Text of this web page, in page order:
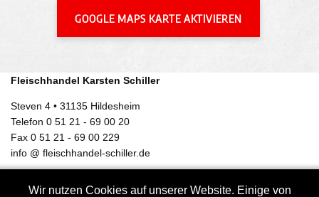
Fleischhandel Karsten Schiller
Steven 4 • 31135 Hildesheim
Telefon 0 51 21 - 69 00 20
Fax 0 51 21 - 69 00 229
info @ fleischhandel-schiller.de
Wir nutzen Cookies auf unserer Website. Einige von